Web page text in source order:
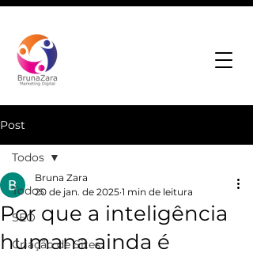
Post
Todos
SEO
Criação de Sites
Todos
Por que a inteligência
humana ainda é
Bruna Zara
20 de jan. de 2025 1 min de leitura